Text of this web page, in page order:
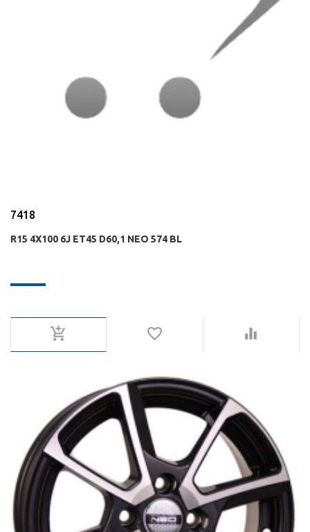
7418
R15 4X100 6J ET45 D60,1 NEO 574 BL